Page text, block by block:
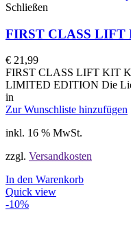
Schließen
FIRST CLASS LIFT
€ 21,99
FIRST CLASS LIFT KIT
LIMITED EDITION Die
in
Zur Wunschliste hinzufügen
inkl. 16 % MwSt.
zzgl. Versandkosten
In den Warenkorb
Quick view
-10%